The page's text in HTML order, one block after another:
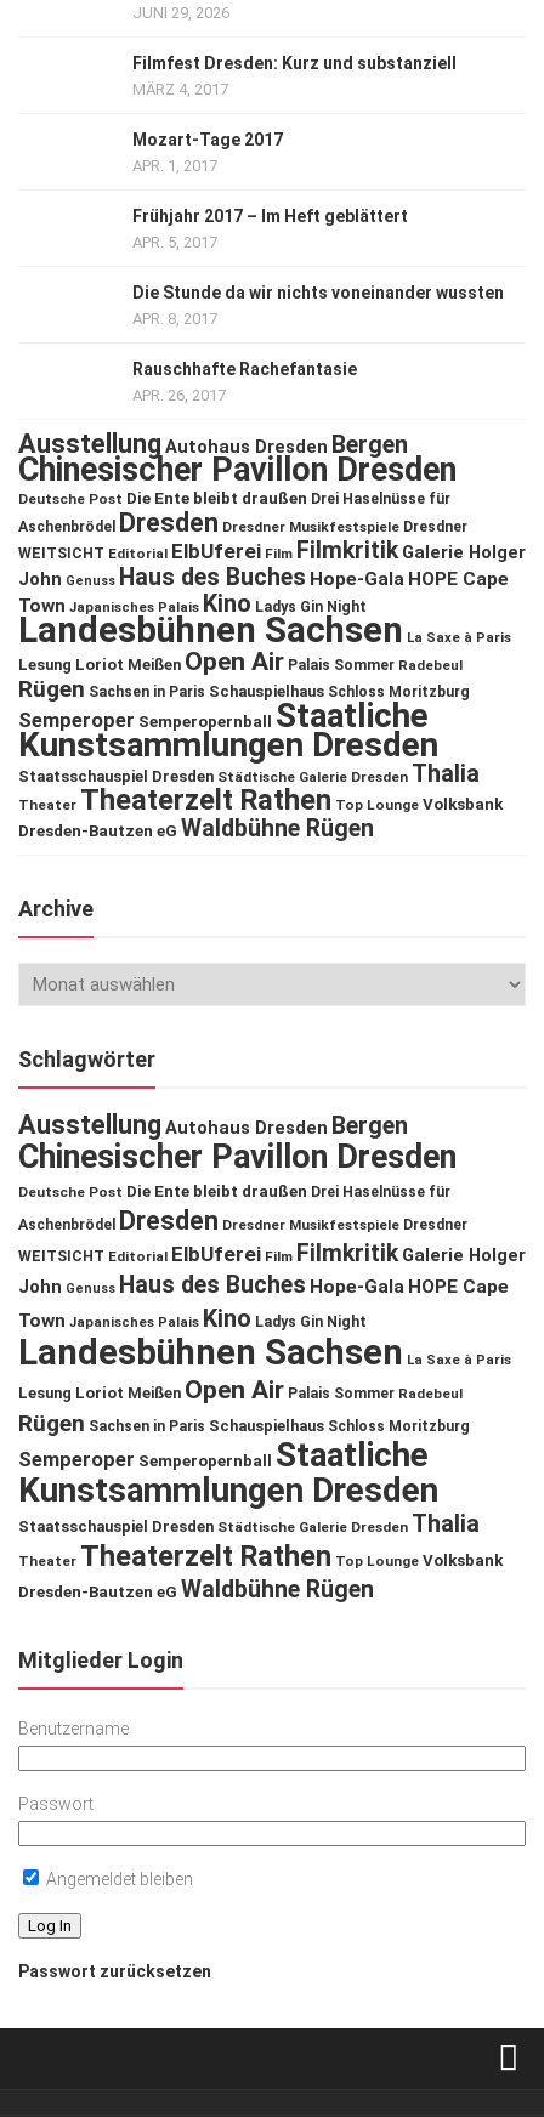
JUNI 29, 2026
Filmfest Dresden: Kurz und substanziell
MÄRZ 4, 2017
Mozart-Tage 2017
APR. 1, 2017
Frühjahr 2017 – Im Heft geblättert
APR. 5, 2017
Die Stunde da wir nichts voneinander wussten
APR. 8, 2017
Rauschhafte Rachefantasie
APR. 26, 2017
Ausstellung Autohaus Dresden Bergen
Chinesischer Pavillon Dresden
Deutsche Post Die Ente bleibt draußen Drei Haselnüsse für
Aschenbrödel Dresden Dresdner Musikfestspiele Dresdner
WEITSICHT Editorial ElbUferei Film Filmkritik Galerie Holger
John Genuss Haus des Buches Hope-Gala HOPE Cape
Town Japanisches Palais Kino Ladys Gin Night
Landesbühnen Sachsen La Saxe à Paris
Lesung Loriot Meißen Open Air Palais Sommer Radebeul
Rügen Sachsen in Paris Schauspielhaus Schloss Moritzburg
Semperoper Semperopernball Staatliche
Kunstsammlungen Dresden
Staatsschauspiel Dresden Städtische Galerie Dresden Thalia
Theater Theaterzelt Rathen Top Lounge Volksbank
Dresden-Bautzen eG Waldbühne Rügen
Archive
Schlagwörter
Ausstellung Autohaus Dresden Bergen
Chinesischer Pavillon Dresden
Deutsche Post Die Ente bleibt draußen Drei Haselnüsse für
Aschenbrödel Dresden Dresdner Musikfestspiele Dresdner
WEITSICHT Editorial ElbUferei Film Filmkritik Galerie Holger
John Genuss Haus des Buches Hope-Gala HOPE Cape
Town Japanisches Palais Kino Ladys Gin Night
Landesbühnen Sachsen La Saxe à Paris
Lesung Loriot Meißen Open Air Palais Sommer Radebeul
Rügen Sachsen in Paris Schauspielhaus Schloss Moritzburg
Semperoper Semperopernball
Staatliche
Kunstsammlungen Dresden
Staatsschauspiel Dresden Städtische Galerie Dresden Thalia
Theater Theaterzelt Rathen Top Lounge Volksbank
Dresden-Bautzen eG Waldbühne Rügen
Mitglieder Login
Benutzername
Passwort
Angemeldet bleiben
Passwort zurücksetzen